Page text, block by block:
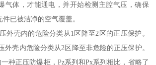
气体，才能通电，并开始检测主腔气压，确保
已被洁净的空气覆盖。
外壳内的危险分类从1区降至2区的正压保护。
外壳内危险分类从2区降至非危险的正压保护。
种正压防爆柜，Pz系列和Px系列相比，省略了